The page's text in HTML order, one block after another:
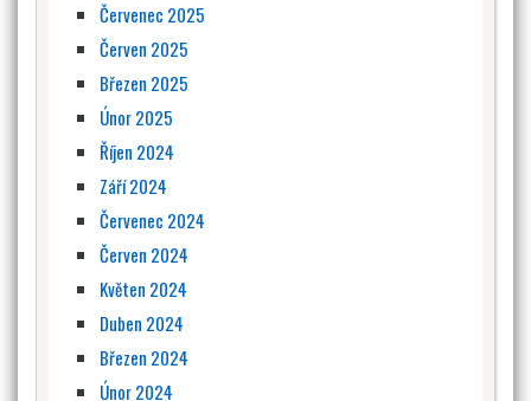
Červenec 2025
Červen 2025
Březen 2025
Únor 2025
Říjen 2024
Září 2024
Červenec 2024
Červen 2024
Květen 2024
Duben 2024
Březen 2024
Únor 2024